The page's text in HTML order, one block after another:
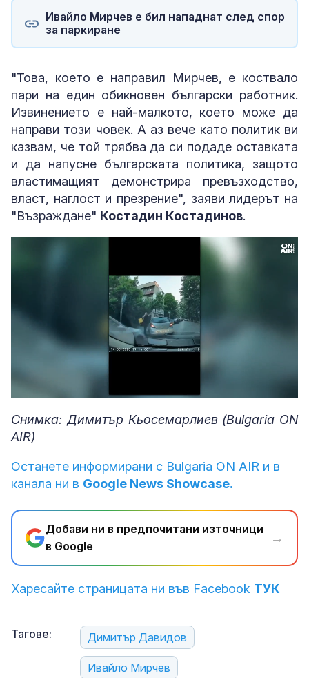
Ивайло Мирчев е бил нападнат след спор
за паркиране
"Това, което е направил Мирчев, е коствало
пари на един обикновен български работник.
Извинението е най-малкото, което може да
направи този човек. А аз вече като политик ви
казвам, че той трябва да си подаде оставката
и да напусне българската политика, защото
властимащият демонстрира превъзходство,
власт, наглост и презрение", заяви лидерът на
"Възраждане" Костадин Костадинов.
72.57%
Снимка: Димитър Кьосемарлиев (Bulgaria ON
AIR)
Останете информирани с Bulgaria ON AIR и в
канала ни в Google News Showcase.
Добави ни в предпочитани източници
в Google
→
Харесайте страницата ни във Facebook ТУК
Тагове: Димитър Давидов
Ивайло Мирчев